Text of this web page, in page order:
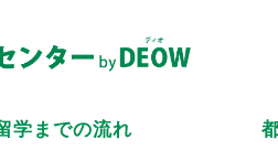
学までの流れ